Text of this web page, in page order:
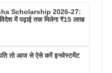
Scholarship 2026-27:
में पढ़ाई तक मिलेगा ₹15 लाख
तो आज से ऐसे करें इनवेस्टमेंट